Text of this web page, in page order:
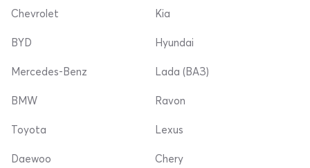
Chevrolet
BYD
Mercedes-Benz
Kia
Hyundai
Lada (ВАЗ)
BMW
Toyota
Daewoo
Ravon
Lexus
Chery